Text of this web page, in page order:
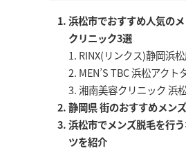
浜松市でおすすめ人気の
クリニック3選
RINX(リンクス)静岡浜
MEN’S TBC 浜松アクト
湘南美容クリニック 浜
静岡県 街のおすすめメン
浜松市でメンズ脱毛を行
ツを紹介